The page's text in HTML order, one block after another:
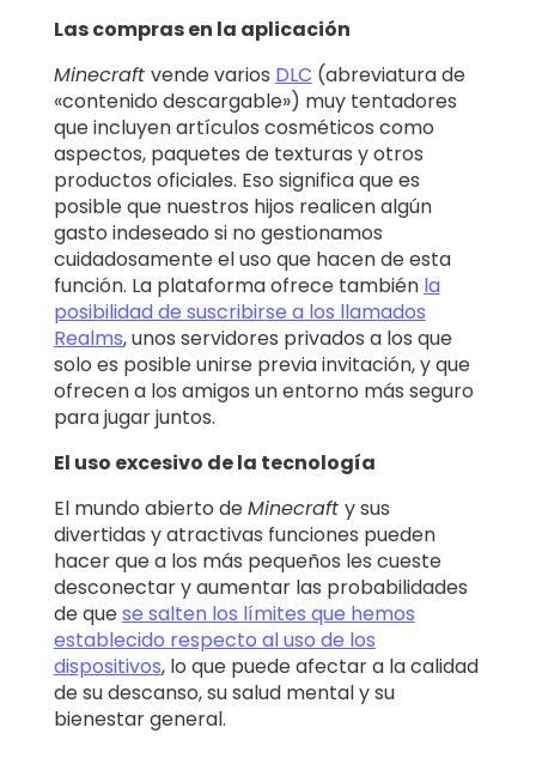
Las compras en la aplicación
Minecraft vende varios DLC (abreviatura de
«contenido descargable») muy tentadores
que incluyen artículos cosméticos como
aspectos, paquetes de texturas y otros
productos oficiales. Eso significa que es
posible que nuestros hijos realicen algún
gasto indeseado si no gestionamos
cuidadosamente el uso que hacen de esta
función. La plataforma ofrece también la
posibilidad de suscribirse a los llamados
Realms, unos servidores privados a los que
solo es posible unirse previa invitación, y que
ofrecen a los amigos un entorno más seguro
para jugar juntos.
El uso excesivo de la tecnología
El mundo abierto deMinecraft y sus
divertidas y atractivas funciones pueden
hacer que a los más pequeños les cueste
desconectar y aumentar las probabilidades
de quese salten los límites que hemos
establecido respecto al uso de los
dispositivos, lo que puede afectar a la calidad
de su descanso, su salud mental y su
bienestar general.